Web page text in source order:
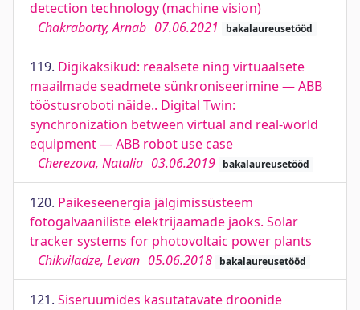
detection technology (machine vision)
Chakraborty, Arnab 07.06.2021 bakalaureusetööd
119. Digikaksikud: reaalsete ning virtuaalsete
maailmade seadmete sünkroniseerimine — ABB
tööstusroboti näide.. Digital Twin:
synchronization between virtual and real-world
equipment — ABB robot use case
Cherezova, Natalia 03.06.2019 bakalaureusetööd
120. Päikeseenergia jälgimissüsteem
fotogalvaaniliste elektrijaamade jaoks. Solar
tracker systems for photovoltaic power plants
Chikviladze, Levan 05.06.2018 bakalaureusetööd
121. Siseruumides kasutatavate droonide